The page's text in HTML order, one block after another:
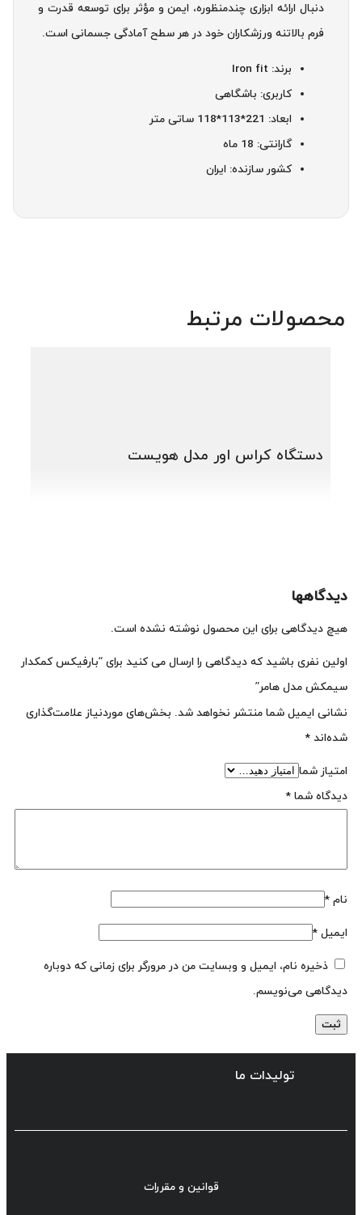
دنبال ارائه ابزاری چندمنظوره، ایمن و مؤثر برای توسعه قدرت و
فرم بالاتنه ورزشکاران خود در هر سطح آمادگی جسمانی است.
برند: Iron fit
کاربری: باشگاهی
ابعاد: 221*113*118 ساتی متر
گارانتی: 18 ماه
کشور سازنده: ایران
محصولات مرتبط
دستگاه کراس اور مدل هویست
دیدگاهها
هیچ دیدگاهی برای این محصول نوشته نشده است.
اولین نفری باشید که دیدگاهی را ارسال می کنید برای “بارفیکس کمکدار
سیمکش مدل هامر”
نشانی ایمیل شما منتشر نخواهد شد. بخش‌های موردنیاز علامت‌گذاری
شده‌اند *
امتیاز شما
دیدگاه شما *
نام *
ایمیل *
ذخیره نام، ایمیل و وبسایت من در مرورگر برای زمانی که دوباره
دیدگاهی می‌نویسم.
تولیدات ما
قوانین و مقررات